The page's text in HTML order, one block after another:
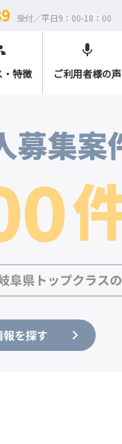
受付／平日9：00-18：00
特徴
mic
ご利用者様の声